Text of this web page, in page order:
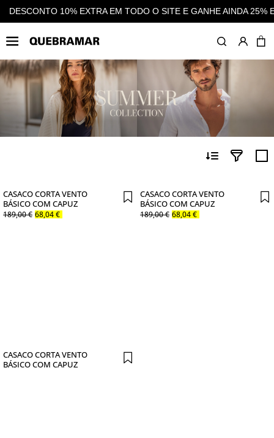
AINDA 25% EM CASHBACK EM TODAS AS COMPRAS
MULHER COLEÇÃO
CASACO CORTA VENTO
BÁSICO COM CAPUZ
189,00€ 68,04€
CASACO CORTA VENTO
BÁSICO COM CAPUZ
189,00€ 68,04€
CASACO CORTA VENTO
BÁSICO COM CAPUZ